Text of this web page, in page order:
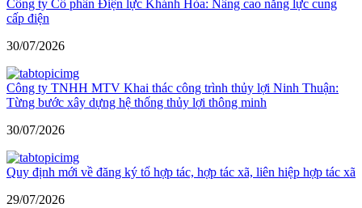
Công ty Cổ phần Điện lực Khánh Hòa: Nâng cao năng lực cung
cấp điện
30/07/2026
Công ty TNHH MTV Khai thác công trình thủy lợi Ninh Thuận:
Từng bước xây dựng hệ thống thủy lợi thông minh
30/07/2026
Quy định mới về đăng ký tổ hợp tác, hợp tác xã, liên hiệp hợp tác xã
29/07/2026